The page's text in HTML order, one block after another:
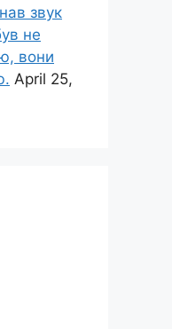
звук
не
вони
April 25,